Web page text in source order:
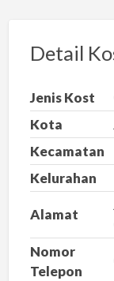
r
n
m
a
s
a
l
a
h
Detail
Jenis Kost
Kota
Kecamatan
Kelurahan
Alamat
Nomor
Telepon